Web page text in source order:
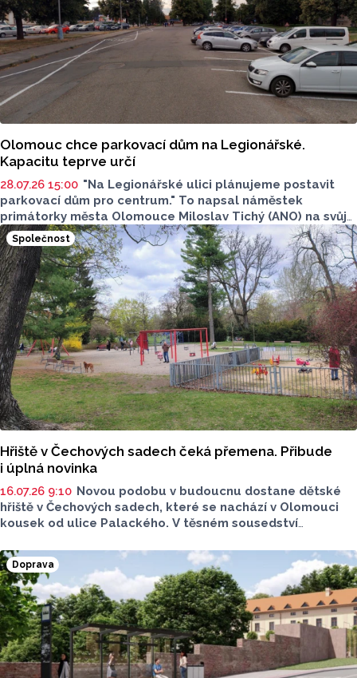
Olomouc chce parkovací dům na Legionářské.
Kapacitu teprve určí
28.07.26 15:00 "Na Legionářské ulici plánujeme postavit
parkovací dům pro centrum." To napsal náměstek
primátorky města Olomouce Miloslav Tichý (ANO) na svůj
Facebook v závěru reakce na plánované změny
v parkovací politice v centru města. Report pro vás zjistil
více o tomto záměru vybudovat v centru další parkovací
dům.
Společnost
Hřiště v Čechových sadech čeká přemena. Přibude
i úplná novinka
16.07.26 9:10 Novou podobu v budoucnu dostane dětské
hřiště v Čechových sadech, které se nachází v Olomouci
kousek od ulice Palackého. V těsném sousedství
Novinkou bude vybudování občerstvení v budově bývalé
trafostanice, návrh zazněl na jednání rady města
Olomouce. Změny popsal pro Report za odbor městské
zeleně a odpadového hospodářství Vilém Michna.
Doprava